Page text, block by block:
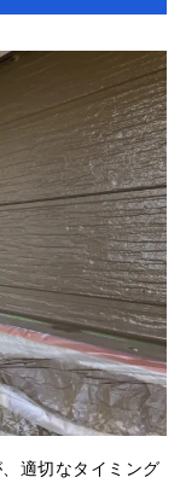
適切なタイミング